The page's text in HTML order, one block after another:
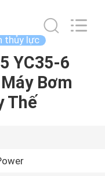
thủy lực
YC35-6
Bơm
Thế